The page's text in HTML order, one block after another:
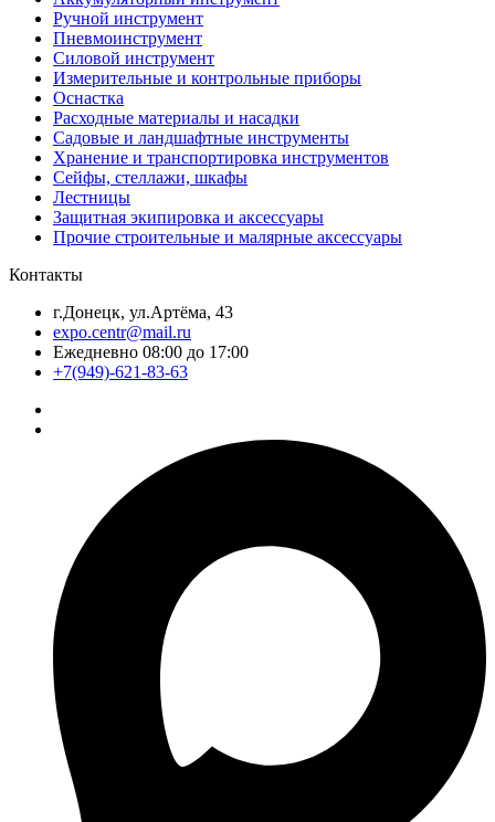
Ручной инструмент
Пневмоинструмент
Силовой инструмент
Измерительные и контрольные приборы
Оснастка
Расходные материалы и насадки
Садовые и ландшафтные инструменты
Хранение и транспортировка инструментов
Сейфы, стеллажи, шкафы
Лестницы
Защитная экипировка и аксессуары
Прочие строительные и малярные аксессуары
Контакты
г.Донецк, ул.Артёма, 43
expo.centr@mail.ru
Ежедневно 08:00 до 17:00
+7(949)-621-83-63